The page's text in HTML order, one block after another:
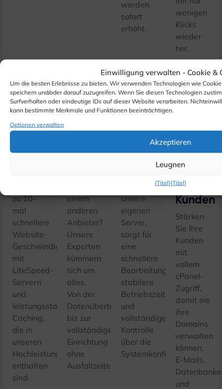
Einwilligung verwalten - Cookie &
Um die besten Erlebnisse zu bieten, Wir verwenden Technologien wie
speichern und/oder darauf zuzugreifen. Wenn Sie diesen Technologien
Surfverhalten oder eindeutige IDs auf dieser Website verarbeiten.
kann bestimmte Merkmale und Funktionen beeinträchtigen.
Optionen verwalten
Akzeptieren
Leugnen
{Titel}{Titel}
werden
sofort
erhöht.
wenigen
Klicks
wieder
her.
Webserverbeschleunigung
zu 10-
mal
schnellere
Website-
Geschwindigkeit
mit
LiteSpeed-
Servern
und
leistungsstarkem
Caching,
die in
unseren
Hochleistungsplänen
enthalten
sind.
Kontomigration
einem
anderen
Anbieter?
Unsere
Experten
kümmern
sich um
alles,
Von der
Datenübertragung
bis zur
vollständigen
Einrichtung
ohne
Ausfallzeiten.
Private
Hardware
betreiben
unsere
eigenen
Server,
sorgt für
eine
schnellere
Bearbeitung,
stabilere
Betriebszeit,
und
vollständige
Kontrolle
über die
Systemkonfigurationen.
cPanel
für
jeden
Kunden
Stärken
Sie Ihre
Kunden
mit
vollem
cPanel-
Zugriff,
damit sie
ihre
Domains
verwalten
können,
E-Mails,
und